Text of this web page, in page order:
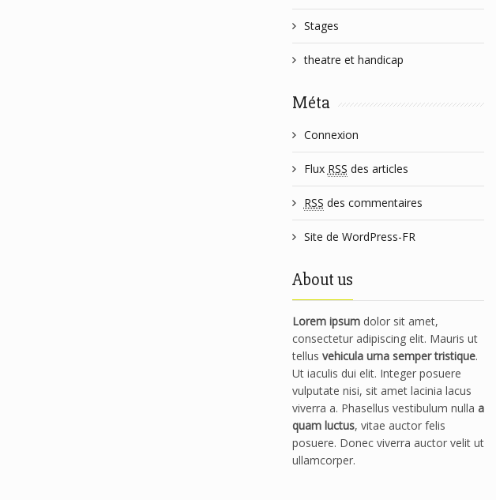
Stages
theatre et handicap
Méta
Connexion
Flux RSS des articles
RSS des commentaires
Site de WordPress-FR
About us
Lorem ipsumdolor sit amet,
consectetur adipiscing elit. Mauris ut
tellus vehicula urna semper tristique.
Ut iaculis dui elit. Integer posuere
vulputate nisi, sit amet lacinia lacus
viverra a. Phasellus vestibulum nulla a
quam luctus, vitae auctor felis
posuere. Donec viverra auctor velit ut
ullamcorper.